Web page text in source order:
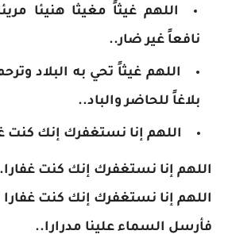
اللهم غيثاً مغيثا هنيئا
نافعاً غير ضار..
اللهم غيثاً تحي به البلاد
بلاغاً للحاضر والباد..
اللهم إنا نستغفرك إنك كنت
اللهم إنا نستغفرك إنك كنت
اللهم إنا نستغفرك إنك كنت غفارا
فأرسل السماء علينا مدرارا..